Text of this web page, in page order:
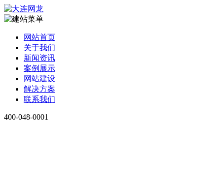
网站首页
关于我们
新闻资讯
案例展示
网站建设
解决方案
联系我们
400-048-0001